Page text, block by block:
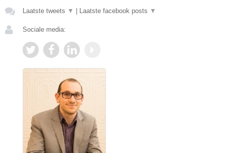
Laatste tweets ▼ Laatste facebook posts ▼
Sociale media: